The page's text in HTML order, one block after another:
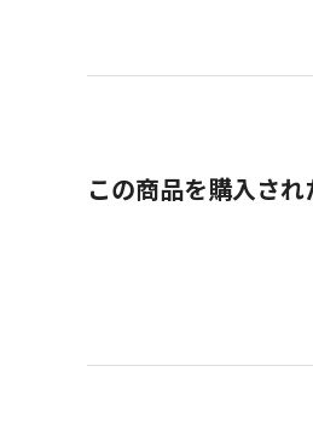
この商品を購入され